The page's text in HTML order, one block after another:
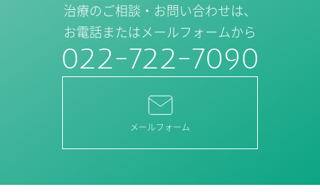
治療のご相談・お問い合わせは、
お電話またはメールフォームから
022-722-7090
メールフォーム